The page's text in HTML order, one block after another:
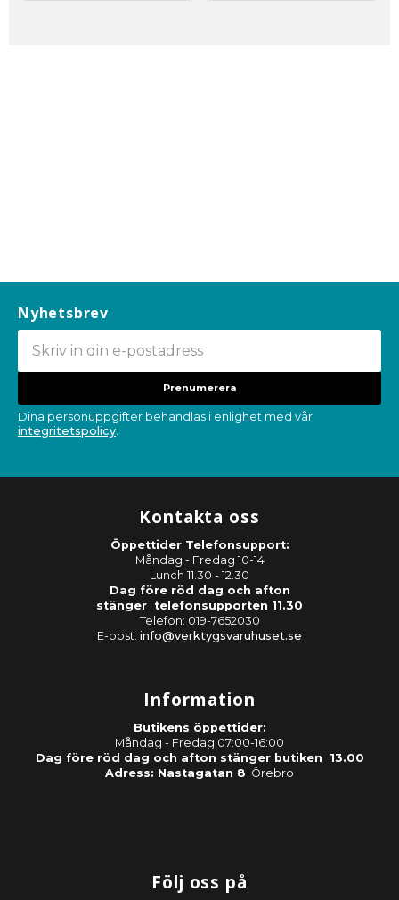
Nyhetsbrev
Prenumerera
Dina personuppgifter behandlas i enlighet med vår
integritetspolicy.
Kontakta oss
Öppettider Telefonsupport:
Måndag - Fredag 10-14
Lunch 11.30 - 12.30
Dag före röd dag och afton
stänger telefonsupporten 11.30
Telefon: 019-7652030
E-post: info@verktygsvaruhuset.se
Information
Butikens öppettider:
Måndag - Fredag 07:00-16:00
Dag före röd dag och afton stänger butiken 13.00
Adress: Nastagatan 8 Örebro
Följ oss på